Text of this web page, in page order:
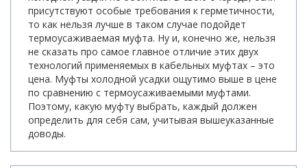
присутствуют особые требования к герметичности,
то как нельзя лучше в таком случае подойдет
термоусаживаемая муфта. Ну и, конечно же, нельзя
не сказать про самое главное отличие этих двух
технологий применяемых в кабельных муфтах – это
цена. Муфты холодной усадки ощутимо выше в цене
по сравнению с термоусаживаемыми муфтами.
Поэтому, какую муфту выбрать, каждый должен
определить для себя сам, учитывая вышеуказанные
доводы.